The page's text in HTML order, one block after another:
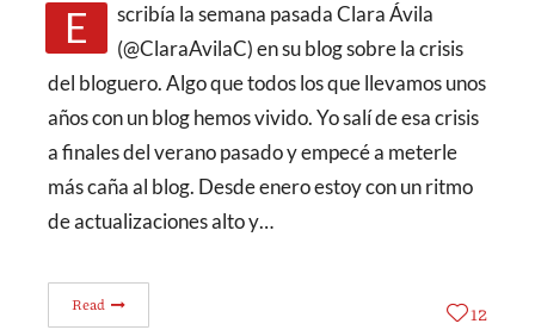
Escribía la semana pasada Clara Ávila
(@ClaraAvilaC) en su blog sobre la crisis
del bloguero. Algo que todos los que llevamos unos
años con un blog hemos vivido. Yo salí de esa crisis
a finales del verano pasado y empecé a meterle
más caña al blog. Desde enero estoy con un ritmo
de actualizaciones alto y…
Read 12